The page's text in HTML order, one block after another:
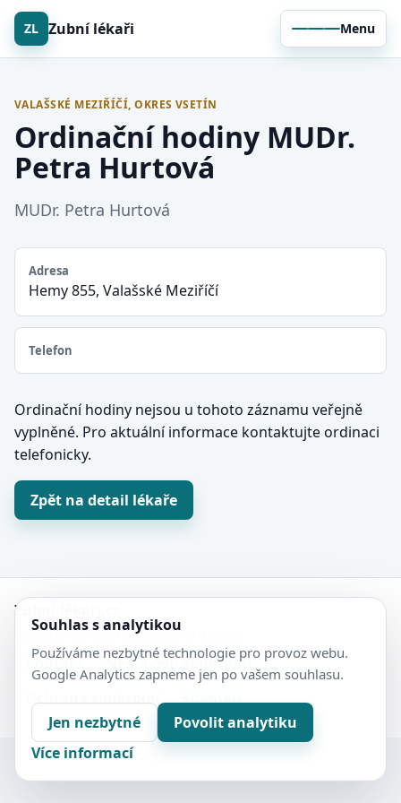
ZL Zubní lékaři Menu
VALAŠSKÉ MEZIŘÍČÍ, OKRES VSETÍN
Ordinační hodiny MUDr.
Petra Hurtová
MUDr. Petra Hurtová
Adresa
Hemy 855, Valašské Meziříčí
Telefon
Ordinační hodiny nejsou u tohoto záznamu veřejně
vyplněné. Pro aktuální informace kontaktujte ordinaci
telefonicky.
Zpět na detail lékaře
Zubní-lékaři.cz
Veřejný adresář zubních ordinací.
Kontakt
Nastavení soukromí
Ochrana soukromí
Sitemap
Souhlas s analytikou
Používáme nezbytné technologie pro provoz webu.
Google Analytics zapneme jen po vašem souhlasu.
Jen nezbytné
Povolit analytiku
Více informací